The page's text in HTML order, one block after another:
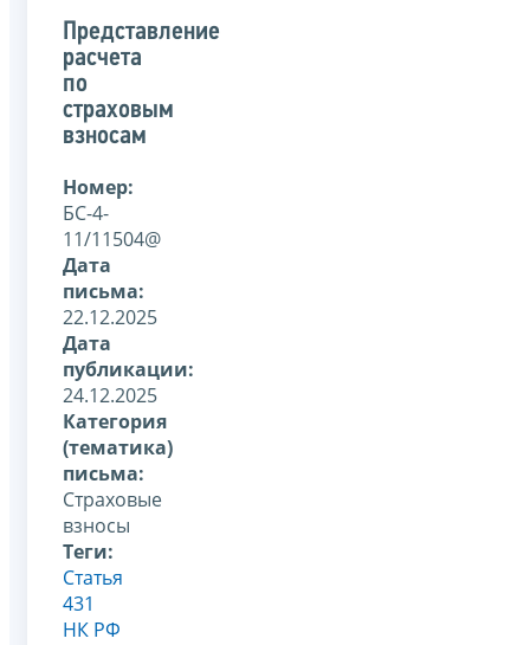
органом
указанного
Представление
расчета
по
страховым
взносам
Номер:
БС-4-
11/11504@
Дата
письма:
22.12.2025
Дата
публикации:
24.12.2025
Категория
(тематика)
письма:
Страховые
взносы
Теги:
Статья
431
НК РФ